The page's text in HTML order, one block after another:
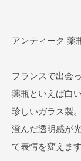
アンティーク 薬
フランスで出会
薬瓶といえば白
珍しいガラス製。
澄んだ透明感が
て表情を変えます